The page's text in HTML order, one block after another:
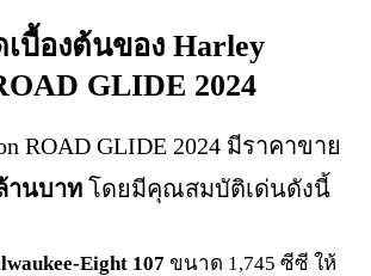
เบื้องต้นของ Harley
GLIDE 2024
ROAD GLIDE 2024 มีราคาขาย
านบาท โดยมีคุณสมบัติเด่นดังนี้
Eight 107 ขนาด 1,745 ซีซี ให้